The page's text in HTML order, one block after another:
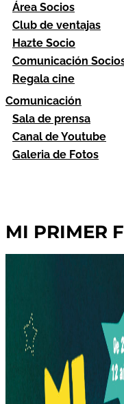
Área Socios
Club de ventajas
Hazte Socio
Comunicación
Regala cine
Comunicación
Sala de prensa
Canal de Youtube
Galeria de Fotos
MI PRIMER